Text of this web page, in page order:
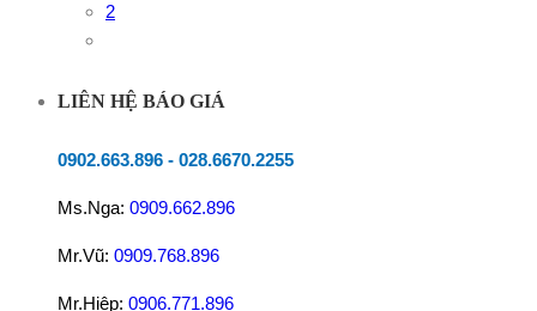
2
LIÊN HỆ BÁO GIÁ
0902.663.896 - 028.6670.2255
Ms.Nga: 0909.662.896
Mr.Vũ: 0909.768.896
Mr.Hiệp: 0906.771.896